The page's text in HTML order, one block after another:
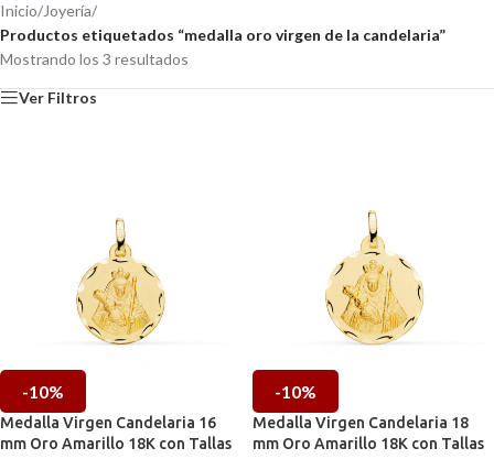
Inicio/Joyería/
Productos etiquetados “medalla oro virgen de la candelaria”
Mostrando los 3 resultados
Ver Filtros
-10%
Medalla Virgen Candelaria 16
mm Oro Amarillo 18K con Tallas
-10%
Medalla Virgen Candelaria 18
mm Oro Amarillo 18K con Tallas